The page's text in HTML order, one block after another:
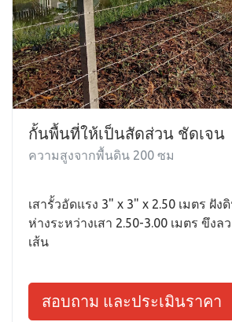
กั้นพื้นที่ให้เป็นสัดส่วน ชัดเจน
ความสูงจากพื้นดิน 200 ซม
เสารั้วอัดแรง 3" x 3" x 2.50 เมตร ฝัง
ห่างระหว่างเสา 2.50-3.00 เมตร ขึง
เส้น
สอบถาม และประเมินราคา